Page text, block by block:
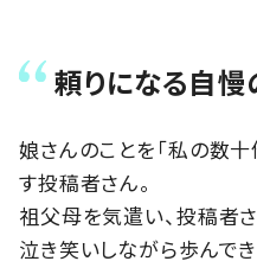
頼りになる自慢
娘さんのことを「私の数十
す投稿者さん。
祖父母を気遣い、投稿者
泣き笑いしながら歩んでき